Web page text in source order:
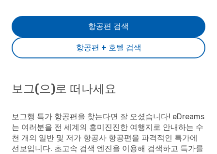
항공편 + 호텔 검색
항공편 검색
보그(으)로 떠나세요
보그행 특가 항공편을 찾는다면 잘 오셨습니다! eDreams
는 여러분을 전 세계의 흥미진진한 여행지로 안내하는 수
천 개의 일반 및 저가 항공사 항공편을 파격적인 특가에
선보입니다. 초고속 검색 엔진을 이용해 검색하고 특가를